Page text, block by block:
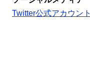
Twitter公式アカウント